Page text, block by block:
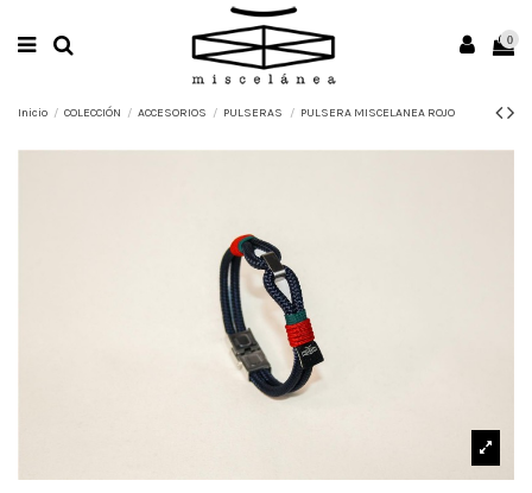
0
Inicio COLECCIÓN ACCESORIOS PULSERAS PULSERA MISCELANEA ROJO